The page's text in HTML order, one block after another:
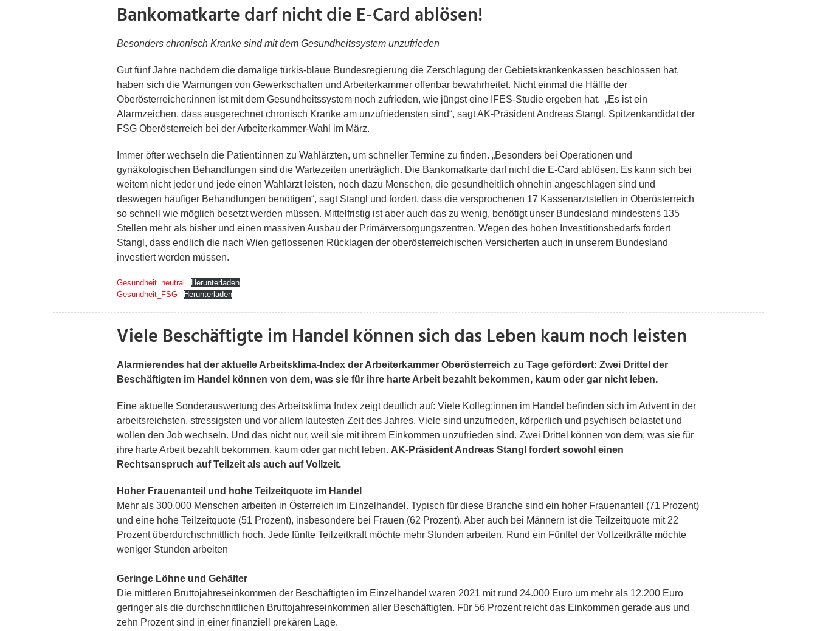
Bankomatkarte darf nicht die E-Card ablösen!
Besonders chronisch Kranke sind mit dem Gesundheitssystem unzufrieden
Gut fünf Jahre nachdem die damalige türkis-blaue Bundesregierung die Zerschlagung der Gebietskrankenkassen beschlossen hat,
haben sich die Warnungen von Gewerkschaften und Arbeiterkammer offenbar bewahrheitet. Nicht einmal die Hälfte der
Oberösterreicher:innen ist mit dem Gesundheitssystem noch zufrieden, wie jüngst eine IFES-Studie ergeben hat. „Es ist ein
Alarmzeichen, dass ausgerechnet chronisch Kranke am unzufriedensten sind“, sagt AK-Präsident Andreas Stangl, Spitzenkandidat der
FSG Oberösterreich bei der Arbeiterkammer-Wahl im März.
Immer öfter wechseln die Patient:innen zu Wahlärzten, um schneller Termine zu finden. „Besonders bei Operationen und
gynäkologischen Behandlungen sind die Wartezeiten unerträglich. Die Bankomatkarte darf nicht die E-Card ablösen. Es kann sich bei
weitem nicht jeder und jede einen Wahlarzt leisten, noch dazu Menschen, die gesundheitlich ohnehin angeschlagen sind und
deswegen häufiger Behandlungen benötigen“, sagt Stangl und fordert, dass die versprochenen 17 Kassenarztstellen in Oberösterreich
so schnell wie möglich besetzt werden müssen. Mittelfristig ist aber auch das zu wenig, benötigt unser Bundesland mindestens 135
Stellen mehr als bisher und einen massiven Ausbau der Primärversorgungszentren. Wegen des hohen Investitionsbedarfs fordert
Stangl, dass endlich die nach Wien geflossenen Rücklagen der oberösterreichischen Versicherten auch in unserem Bundesland
investiert werden müssen.
Gesundheit_neutral
Herunterladen
Gesundheit_FSG
Herunterladen
Viele Beschäftigte im Handel können sich das Leben kaum noch leisten
Alarmierendes hat der aktuelle Arbeitsklima-Index der Arbeiterkammer Oberösterreich zu Tage gefördert: Zwei Drittel der
Beschäftigten im Handel können von dem, was sie für ihre harte Arbeit bezahlt bekommen, kaum oder gar nicht leben.
Eine aktuelle Sonderauswertung des Arbeitsklima Index zeigt deutlich auf: Viele Kolleg:innen im Handel befinden sich im Advent in der
arbeitsreichsten, stressigsten und vor allem lautesten Zeit des Jahres. Viele sind unzufrieden, körperlich und psychisch belastet und
wollen den Job wechseln. Und das nicht nur, weil sie mit ihrem Einkommen unzufrieden sind. Zwei Drittel können von dem, was sie für
ihre harte Arbeit bezahlt bekommen, kaum oder gar nicht leben. AK-Präsident Andreas Stangl fordert sowohl einen
Rechtsanspruch auf Teilzeit als auch auf Vollzeit.
Hoher Frauenanteil und hohe Teilzeitquote im Handel
Mehr als 300.000 Menschen arbeiten in Österreich im Einzelhandel. Typisch für diese Branche sind ein hoher Frauenanteil (71 Prozent)
und eine hohe Teilzeitquote (51 Prozent), insbesondere bei Frauen (62 Prozent). Aber auch bei Männern ist die Teilzeitquote mit 22
Prozent überdurchschnittlich hoch. Jede fünfte Teilzeitkraft möchte mehr Stunden arbeiten. Rund ein Fünftel der Vollzeitkräfte möchte
weniger Stunden arbeiten
Geringe Löhne und Gehälter
Die mittleren Bruttojahreseinkommen der Beschäftigten im Einzelhandel waren 2021 mit rund 24.000 Euro um mehr als 12.200 Euro
geringer als die durchschnittlichen Bruttojahreseinkommen aller Beschäftigten. Für 56 Prozent reicht das Einkommen gerade aus und
zehn Prozent sind in einer finanziell prekären Lage.